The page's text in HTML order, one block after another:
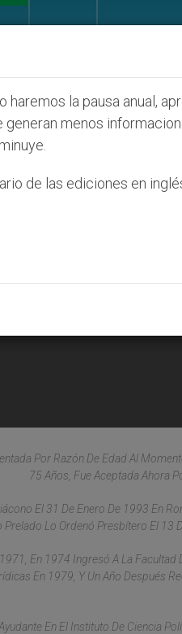
ONU se
(Chile)
Por Razón De Edad Al
75 Años, Fue Aceptada Ahora
El 31 De Enero De 1993 En
Lo Ordenó Presbítero El 13
En 1974 Ingresó A La Facultad
En 1979, Y Un Año Después
En El Instituto De Ciencia
haremos la pausa anual,
generan menos
de las ediciones en